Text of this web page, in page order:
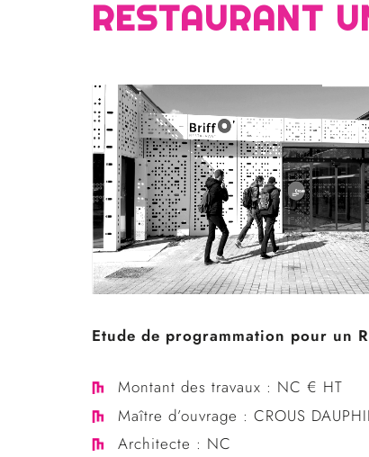
RESTAURANT
Etude de programmation pour un
Montant des travaux : NC € HT
Maître d’ouvrage : CROUS
Architecte : NC